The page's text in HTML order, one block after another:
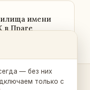
имени
в Праге
→
— без них
только с